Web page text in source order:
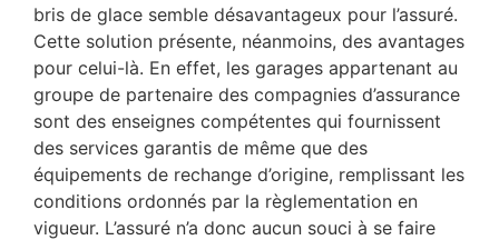
bris de glace semble désavantageux pour l’assuré.
Cette solution présente, néanmoins, des avantages
pour celui-là. En effet, les garages appartenant au
groupe de partenaire des compagnies d’assurance
sont des enseignes compétentes qui fournissent
des services garantis de même que des
équipements de rechange d’origine, remplissant les
conditions ordonnés par la règlementation en
vigueur. L’assuré n’a donc aucun souci à se faire